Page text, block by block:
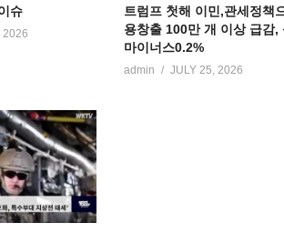
슈
2026
트럼프 첫해 이민,관세정책
용창출 100만 개 이상 급감,
마이너스0.2%
admin JULY 25, 2026